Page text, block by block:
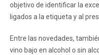
objetivo de identificar la
ligados a la etiqueta y al
Entre las novedades,
vino bajo en alcohol o sin